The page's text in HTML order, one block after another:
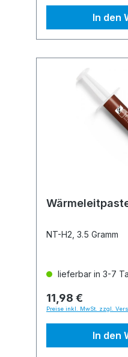
In den
NT-H2, 3.5 Gramm
lieferbar in 3-7
11,98 €
Preise inkl. MwSt. zzgl.
In den